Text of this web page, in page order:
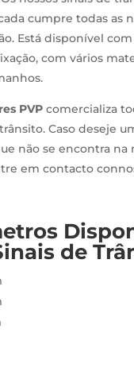
cumpre todas as
Está disponível
com vários
PVP comercializa
Caso deseje
não se encontra na
em contacto
de